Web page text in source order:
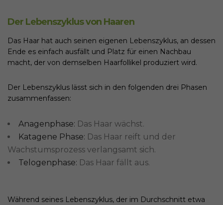
Der Lebenszyklus von Haaren
Das Haar hat auch seinen eigenen Lebenszyklus, an dessen
Ende es einfach ausfällt und Platz für einen Nachbau
macht, der von demselben Haarfollikel produziert wird.
Der Lebenszyklus lässt sich in den folgenden drei Phasen
zusammenfassen:
Anagenphase: Das Haar wächst.
Katagene Phase: Das Haar reift und der
Wachstumsprozess verlangsamt sich.
Telogenphase: Das Haar fällt aus.
Während seines Lebenszyklus, der im Durchschnitt etwa